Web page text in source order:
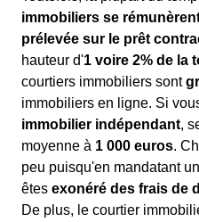
immobiliers se
prélevée sur le prêt
hauteur d'1 voire 2% de la
courtiers immobiliers sont
immobiliers en ligne. Si
immobilier indépendant,
moyenne à 1 000 euros.
peu puisqu'en mandatant
êtes exonéré des frais de
De plus, le courtier